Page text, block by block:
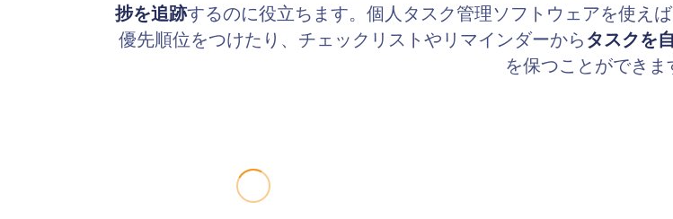
捗を追跡するのに役立ちます。個人タスク管理ソフトウェアを使え
優先順位をつけたり、チェックリストやリマインダーからタスクを
を保つことができま